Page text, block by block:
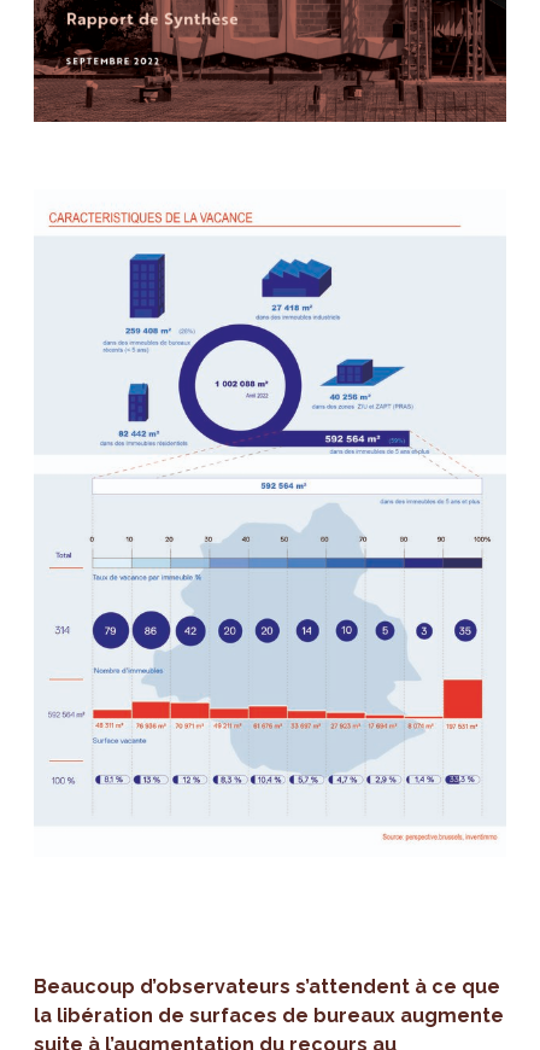
Beaucoup d’observateurs s’attendent à ce que
la libération de surfaces de bureaux augmente
suite à l’augmentation du recours au